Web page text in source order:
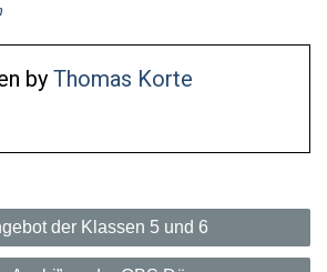
by Thomas Korte
der Klassen 5 und 6